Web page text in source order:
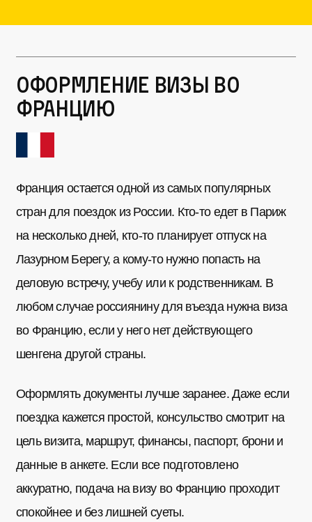
Оформление визы во
Францию
Франция остается одной из самых популярных
стран для поездок из России. Кто-то едет в Париж
на несколько дней, кто-то планирует отпуск на
Лазурном Берегу, а кому-то нужно попасть на
деловую встречу, учебу или к родственникам. В
любом случае россиянину для въезда нужна виза
во Францию, если у него нет действующего
шенгена другой страны.
Оформлять документы лучше заранее. Даже если
поездка кажется простой, консульство смотрит на
цель визита, маршрут, финансы, паспорт, брони и
данные в анкете. Если все подготовлено
аккуратно, подача на визу во Францию проходит
спокойнее и без лишней суеты.